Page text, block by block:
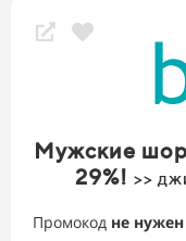
Мужские
29%! >>
Промокод не нужен